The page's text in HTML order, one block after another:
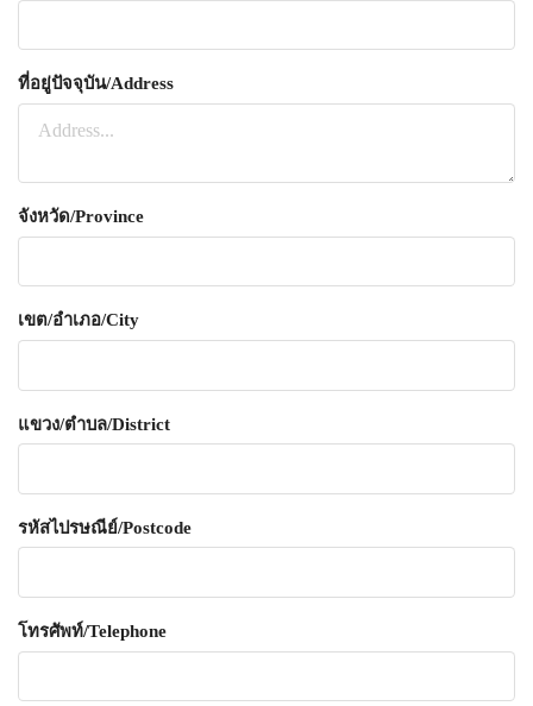
ที่อยู่ปัจจุบัน/Address
จังหวัด/Province
เขต/อำเภอ/City
แขวง/ตำบล/District
รหัสไปรษณีย์/Postcode
โทรศัพท์/Telephone